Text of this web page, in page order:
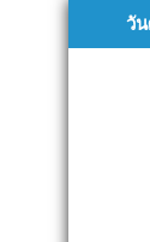
to
วั